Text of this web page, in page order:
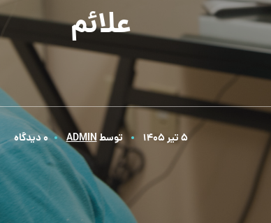
علائم
5 تیر 1405 توسطADMIN 0 دیدگاه